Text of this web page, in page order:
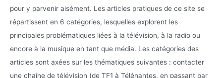
pour y parvenir aisément. Les articles pratiques de ce site se
répartissent en 6 catégories, lesquelles explorent les
principales problématiques liées à la télévision, à la radio ou
encore à la musique en tant que média. Les catégories des
articles sont axées sur les thématiques suivantes : contacter
une chaîne de télévision (de TF1 à Télénantes, en passant par